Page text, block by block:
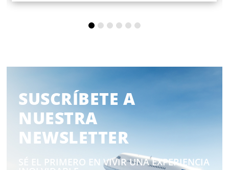
SUSCRÍBETE A
NUESTRA
NEWSLETTER
SÉ EL PRIMERO EN VIVIR UNA EXPERIENCIA